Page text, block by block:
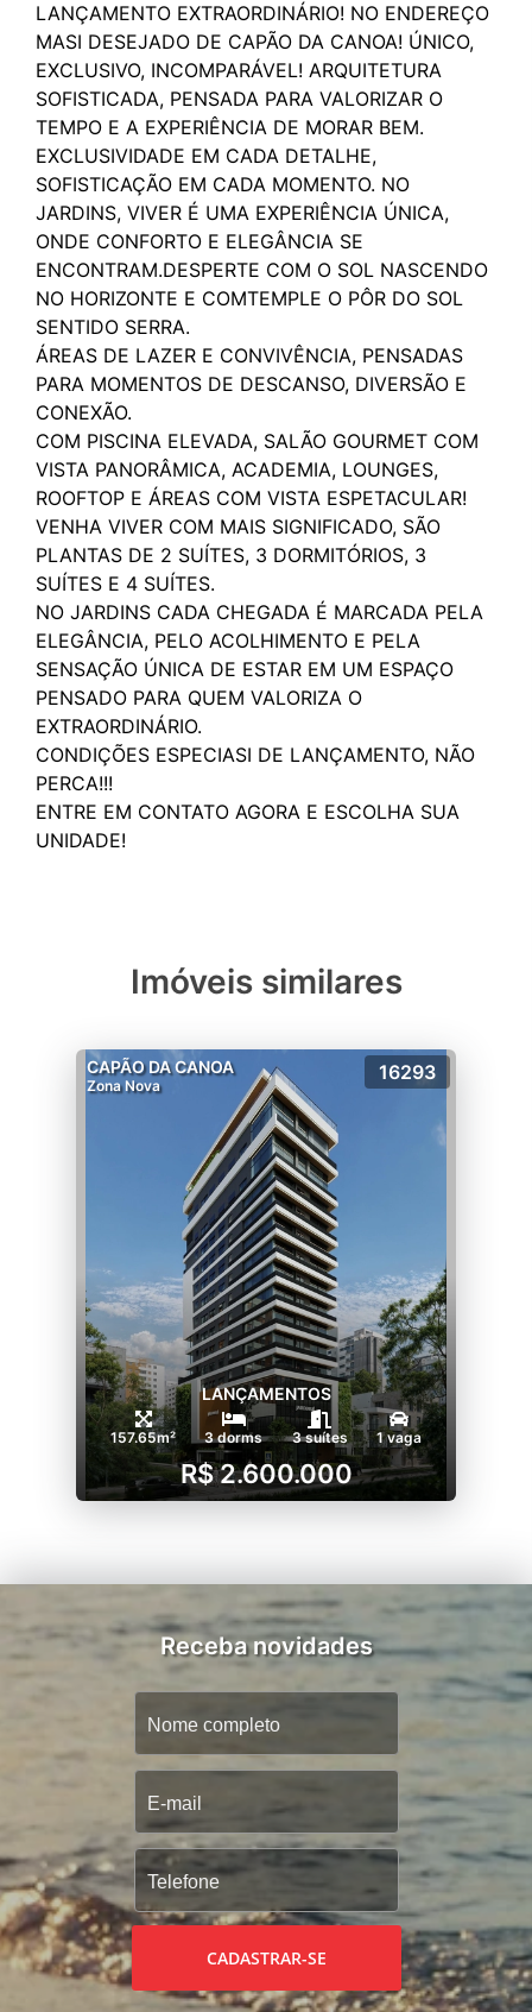
LANÇAMENTO EXTRAORDINÁRIO! NO ENDEREÇO
MASI DESEJADO DE CAPÃO DA CANOA! ÚNICO,
EXCLUSIVO, INCOMPARÁVEL! ARQUITETURA
SOFISTICADA, PENSADA PARA VALORIZAR O
TEMPO E A EXPERIÊNCIA DE MORAR BEM.
EXCLUSIVIDADE EM CADA DETALHE,
SOFISTICAÇÃO EM CADA MOMENTO. NO
JARDINS, VIVER É UMA EXPERIÊNCIA ÚNICA,
ONDE CONFORTO E ELEGÂNCIA SE
ENCONTRAM.DESPERTE COM O SOL NASCENDO
NO HORIZONTE E COMTEMPLE O PÔR DO SOL
SENTIDO SERRA.
ÁREAS DE LAZER E CONVIVÊNCIA, PENSADAS
PARA MOMENTOS DE DESCANSO, DIVERSÃO E
CONEXÃO.
COM PISCINA ELEVADA, SALÃO GOURMET COM
VISTA PANORÂMICA, ACADEMIA, LOUNGES,
ROOFTOP E ÁREAS COM VISTA ESPETACULAR!
VENHA VIVER COM MAIS SIGNIFICADO, SÃO
PLANTAS DE 2 SUÍTES, 3 DORMITÓRIOS, 3
SUÍTES E 4 SUÍTES.
NO JARDINS CADA CHEGADA É MARCADA PELA
ELEGÂNCIA, PELO ACOLHIMENTO E PELA
SENSAÇÃO ÚNICA DE ESTAR EM UM ESPAÇO
PENSADO PARA QUEM VALORIZA O
EXTRAORDINÁRIO.
CONDIÇÕES ESPECIASI DE LANÇAMENTO, NÃO
PERCA!!!
ENTRE EM CONTATO AGORA E ESCOLHA SUA
Imóveis similares
CAPÃO DA CANOA
Zona Nova
16293
LANÇAMENTOS
157.65m² 3 dorms 3 suítes 1 vaga
R$ 2.600.000
Receba novidades
CADASTRAR-SE